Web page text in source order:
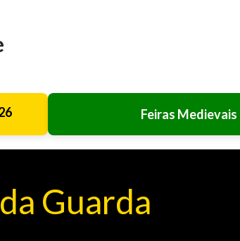
Feiras Medievais
Guarda